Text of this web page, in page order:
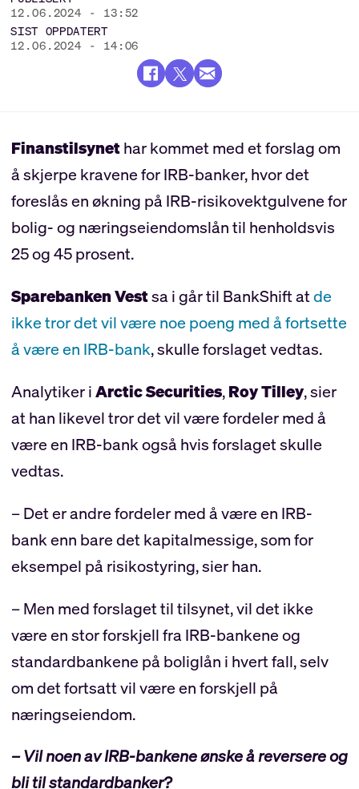
12.06.2024 - 13:52
SIST OPPDATERT
12.06.2024 - 14:06
Finanstilsynethar kommet med et forslag om
å skjerpe kravene for IRB-banker, hvor det
foreslås en økning på IRB-risikovektgulvene for
bolig- og næringseiendomslån til henholdsvis
25 og 45 prosent.
Sparebanken Vestsa i går til BankShift atde
ikke tror det vil være noe poeng med å fortsette
å være en IRB-bank, skulle forslaget vedtas.
Analytiker iArctic Securities,Roy Tilley, sier
at han likevel tror det vil være fordeler med å
være en IRB-bank også hvis forslaget skulle
vedtas.
– Det er andre fordeler med å være en IRB-
bank enn bare det kapitalmessige, som for
eksempel på risikostyring, sier han.
– Men med forslaget til tilsynet, vil det ikke
være en stor forskjell fra IRB-bankene og
standardbankene på boliglån i hvert fall, selv
om det fortsatt vil være en forskjell på
næringseiendom.
– Vil noen av IRB-bankene ønske å reversere og
bli til standardbanker?